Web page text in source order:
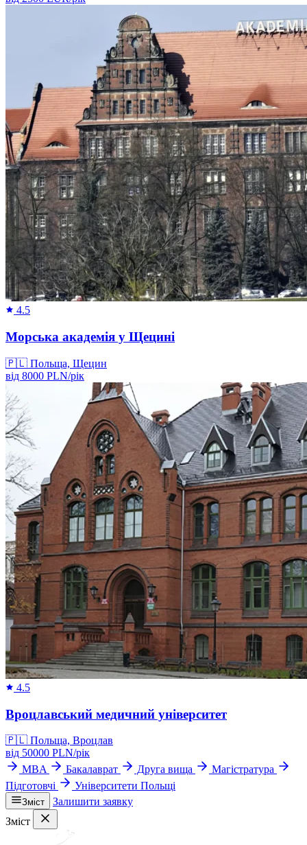
4.5
Морська академія у Щецині
🇵🇱 Польща, Щецин
від 8000 PLN/рік
4.5
Вроцлавський медичний університет
🇵🇱 Польща, Вроцлав
від 50000 PLN/рік
MBA
Бакалаврат Друга вища
Магістратура
Підготовчі
Університети Польщі
Зміст
Залишити заявку
Зміст